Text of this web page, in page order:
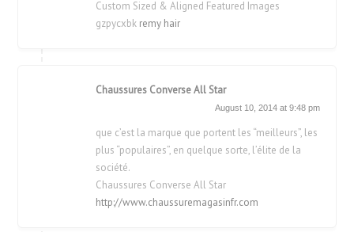
Custom Sized & Aligned Featured Images
gzpycxbk remy hair
Chaussures Converse All Star
August 10, 2014 at 9:48 pm
que c’est la marque que portent les “meilleurs”, les
plus “populaires”, en quelque sorte, l’élite de la
société.
Chaussures Converse All Star
http://www.chaussuremagasinfr.com